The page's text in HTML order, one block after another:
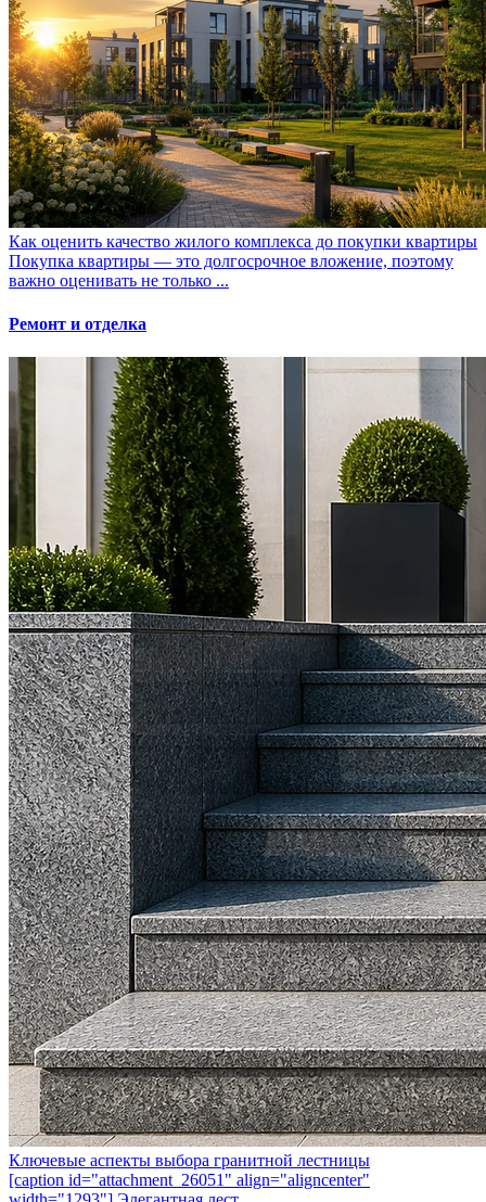
Как оценить качество жилого комплекса до покупки квартиры
Покупка квартиры — это долгосрочное вложение, поэтому
важно оценивать не только ...
Ремонт и отделка
Ключевые аспекты выбора гранитной лестницы
[caption id="attachment_26051" align="aligncenter"